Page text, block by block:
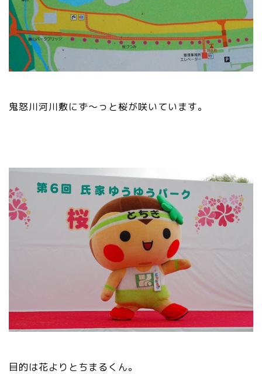
鬼怒川河川敷にず～っと桜が咲いています。
目的は花よりとちまるくん。